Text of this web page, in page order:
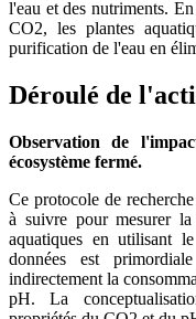
l'eau et des nutriments.
CO2, les plantes
purification de l'eau en
Déroulé de
Observation de
écosystème fermé.
Ce protocole de
à suivre pour mesurer
aquatiques en utilisant
données est
indirectement la
pH. La